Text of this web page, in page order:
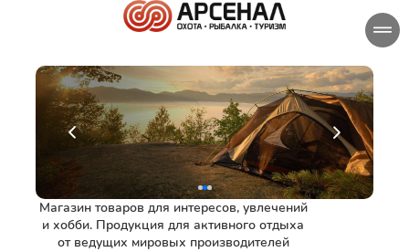
Магазин товаров для интересов, увлечений
и хобби. Продукция для активного отдыха
от ведущих мировых производителей